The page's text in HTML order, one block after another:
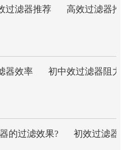
过滤器推荐 高效过滤器推
器效率 初中效过滤器阻力
的过滤效果? 初效过滤器